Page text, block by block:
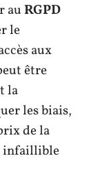
auRGPD
le
aux
être
la
les biais,
de la
infaillible